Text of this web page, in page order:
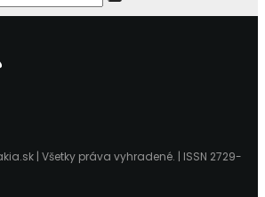
| Všetky práva vyhradené. | ISSN 2729-